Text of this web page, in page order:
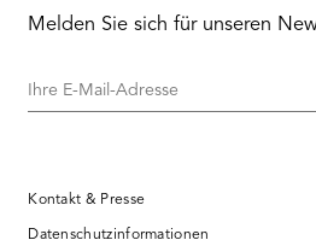
Melden Sie sich für unseren
Ihre
Kontakt & Presse
Datenschutzinformationen